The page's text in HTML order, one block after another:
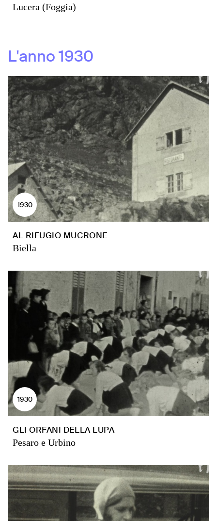
Lucera (Foggia)
L'anno1930
1930
AL RIFUGIO MUCRONE
Biella
1930
GLI ORFANI DELLA LUPA
Pesaro e Urbino